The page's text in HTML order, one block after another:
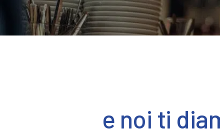
e noi ti